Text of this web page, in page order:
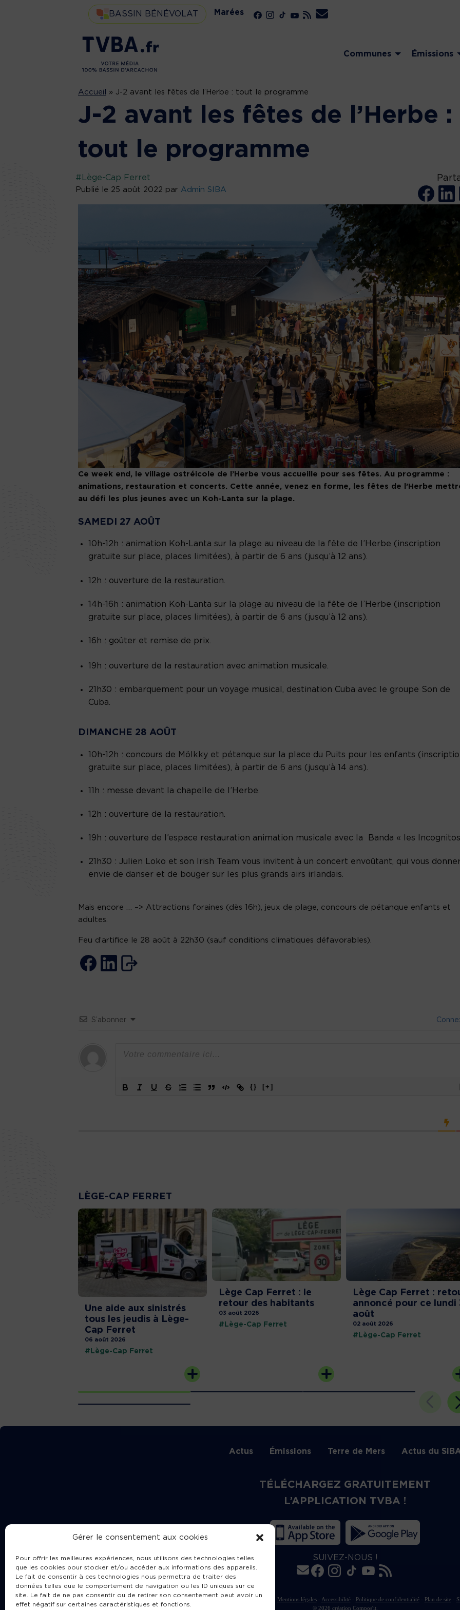
Gérer le consentement aux cookies
Pour offrir les meilleures expériences, nous utilisons des technologies telles
que les cookies pour stocker et/ou accéder aux informations des appareils.
Le fait de consentir à ces technologies nous permettra de traiter des
données telles que le comportement de navigation ou les ID uniques sur ce
site. Le fait de ne pas consentir ou de retirer son consentement peut avoir un
effet négatif sur certaines caractéristiques et fonctions.
BASSIN BÉNÉVOLAT Marées
Communes Émissions
Accueil » J-2 avant les fêtes de l’Herbe : tout le programme
J-2 avant les fêtes de l’Herbe :
tout le programme
#Lège-Cap Ferret
Publié le 25 août 2022 par Admin SIBA
Ce week end, le village ostréicole de l’Herbe vous accueille pour ses fêtes. Au programme :
animations, restauration et concerts. Cette année, venez en forme, les fêtes de l’Herbe
au défi les plus jeunes avec un Koh-Lanta sur la plage.
SAMEDI 27 AOÛT
10h-12h : animation Koh-Lanta sur la plage au niveau de la fête de l’Herbe (inscription
gratuite sur place, places limitées), à partir de 6 ans (jusqu’à 12 ans).
12h : ouverture de la restauration.
14h-16h : animation Koh-Lanta sur la plage au niveau de la fête de l’Herbe (inscription
gratuite sur place, places limitées), à partir de 6 ans (jusqu’à 12 ans).
16h : goûter et remise de prix.
19h : ouverture de la restauration avec animation musicale.
21h30 : embarquement pour un voyage musical, destination Cuba avec le groupe Son de
Cuba.
DIMANCHE 28 AOÛT
10h-12h : concours de Mölkky et pétanque sur la place du Puits pour les enfants
gratuite sur place, places limitées), à partir de 6 ans (jusqu’à 14 ans).
11h : messe devant la chapelle de l’Herbe.
12h : ouverture de la restauration.
19h : ouverture de l’espace restauration animation musicale avec la Banda « les
21h30 : Julien Loko et son Irish Team vous invitent à un concert envoûtant, qui vous
envie de danser et de bouger sur les plus grands airs irlandais.
Mais encore … –> Attractions foraines (dès 16h), jeux de plage, concours de pétanque enfants et
adultes.
Feu d’artifice le 28 août à 22h30 (sauf conditions climatiques défavorables).
S’abonner
{} [+]
LÈGE-CAP FERRET
Une aide aux sinistrés
tous les jeudis à Lège-
Cap Ferret
06 août 2026
#Lège-Cap Ferret
Lège Cap Ferret : le
retour des habitants
03 août 2026
#Lège-Cap Ferret
Lège Cap Ferret :
annoncé pour ce lundi
août
02 août 2026
#Lège-Cap Ferret
Actus Émissions Terre de Mers Actus du
TÉLÉCHARGEZ GRATUITEMENT
L’APPLICATION TVBA !
SUIVEZ-NOUS !
Charte de publication Mentions légales- Accessibilité- Politique de confidentialité- Plan de site-
© 2026 création Compos'it.